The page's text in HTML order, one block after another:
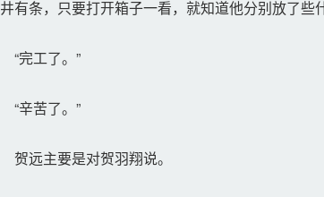
井有条，只要打开箱子一看，就知道他分别放了些
“完工了。”
“辛苦了。”
贺远主要是对贺羽翔说。